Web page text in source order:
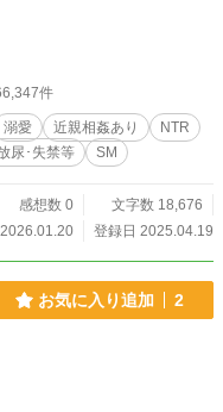
件
溺愛 近親相姦あり
NTR
尿･失禁等 SM
感想数 0
文字数 18,676
登録日 2025.04.19
お気に入り追加 2